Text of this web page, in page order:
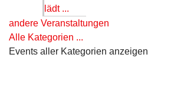
lädt ...
andere Veranstaltungen
Alle Kategorien ...
Events aller Kategorien anzeigen